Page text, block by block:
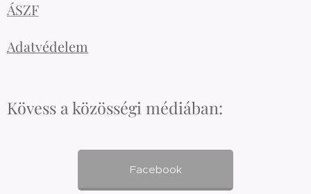
ÁSZF
Adatvédelem
Kövess a közösségi médiában:
Facebook